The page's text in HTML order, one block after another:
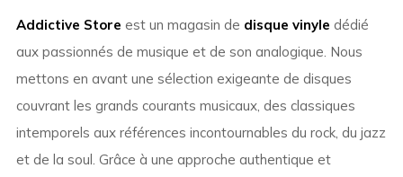
Addictive Store est un magasin de disque vinyle dédié
aux passionnés de musique et de son analogique. Nous
mettons en avant une sélection exigeante de disques
couvrant les grands courants musicaux, des classiques
intemporels aux références incontournables du rock, du jazz
et de la soul. Grâce à une approche authentique et